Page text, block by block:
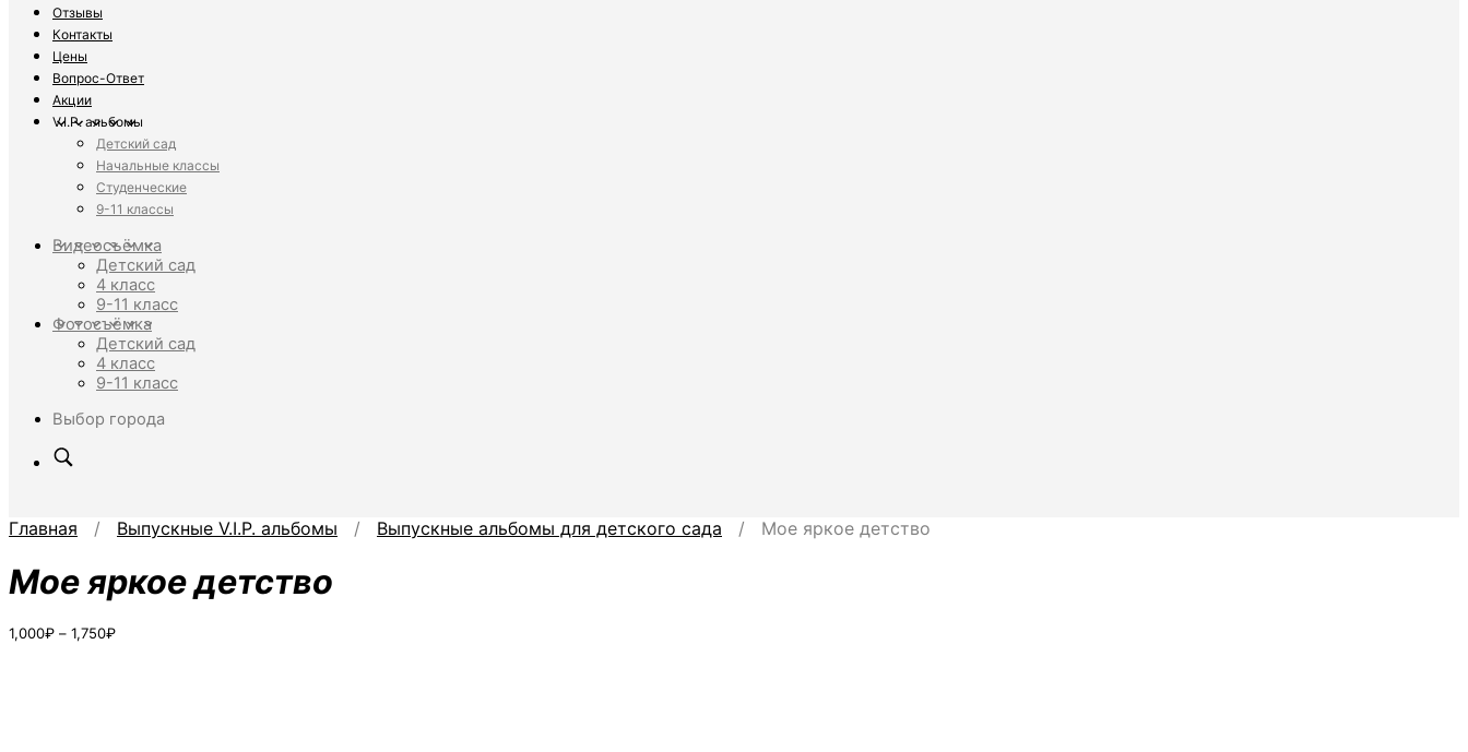
Отзывы
Контакты
Цены
Вопрос-Ответ
Акции
V.I.P. альбомы
Детский сад
Начальные классы
Студенческие
9-11 классы
Видеосъёмка
Детский сад
4 класс
9-11 класс
Фотосъёмка
Детский сад
4 класс
9-11 класс
Выбор города
Главная / Выпускные V.I.P. альбомы / Выпускные альбомы для детского сада / Мое яркое детство
Мое яркое детство
1,000₽ – 1,750₽Диапазон